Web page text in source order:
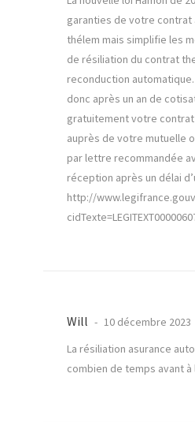
garanties de votre contrat
thélem mais simplifie les
de résiliation du contrat
reconduction
donc après un an de
gratuitement votre
auprès de votre mutuelle
par lettre recommandée
réception après un délai
http://
Will 10 décembre 2023
La résiliation asurance
combien de temps avant